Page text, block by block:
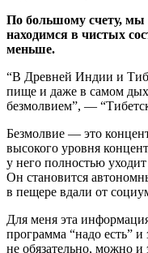
По большому счету,
находимся в чистых
меньше.
“В Древней Индии и
пище и даже в самом
безмолвием”, —
Безмолвие — это
высокого уровня
у него полностью
Он становится
в пещере вдали от
Для меня эта
программа “надо есть” и
не обязательно, можно